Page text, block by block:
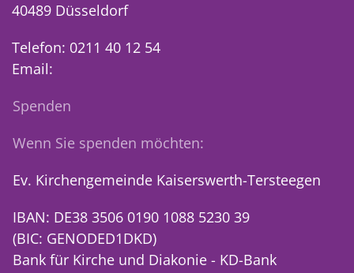
40489 Düsseldorf
Telefon: 0211 40 12 54
Email:
Spenden
Wenn Sie spenden möchten:
Ev. Kirchengemeinde Kaiserswerth-Tersteegen
IBAN: DE38 3506 0190 1088 5230 39
(BIC: GENODED1DKD)
Bank für Kirche und Diakonie - KD-Bank